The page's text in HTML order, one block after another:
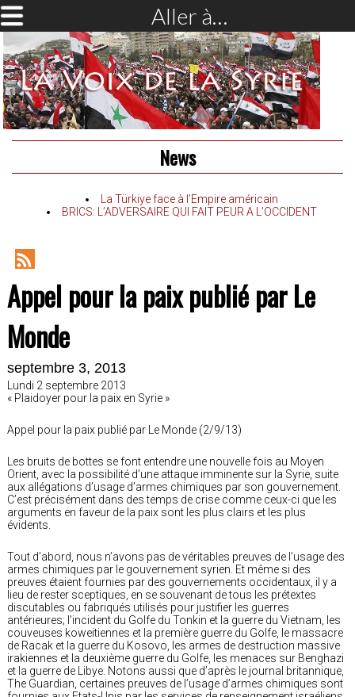
Aller à…
News
La Türkiye face à l’Empire américain
BRICS: L’ADVERSAIRE QUI FAIT PEUR A L’OCCIDENT
RSS
Feed
Appel pour la paix publié par Le
Monde
septembre 3, 2013
Lundi 2 septembre 2013
« Plaidoyer pour la paix en Syrie »
Appel pour la paix publié par Le Monde (2/9/13)
Les bruits de bottes se font entendre une nouvelle fois au Moyen
Orient, avec la possibilité d’une attaque imminente sur la Syrie, suite
aux allégations d’usage d’armes chimiques par son gouvernement.
C’est précisément dans des temps de crise comme ceux-ci que les
arguments en faveur de la paix sont les plus clairs et les plus
évidents.
Tout d’abord, nous n’avons pas de véritables preuves de l’usage des
armes chimiques par le gouvernement syrien. Et même si des
preuves étaient fournies par des gouvernements occidentaux, il y a
lieu de rester sceptiques, en se souvenant de tous les prétextes
discutables ou fabriqués utilisés pour justifier les guerres
antérieures; l’incident du Golfe du Tonkin et la guerre du Vietnam, les
couveuses koweitiennes et la première guerre du Golfe, le massacre
de Racak et la guerre du Kosovo, les armes de destruction massive
irakiennes et la deuxième guerre du Golfe, les menaces sur Benghazi
et la guerre de Libye. Notons aussi que d’après le journal britannique,
The Guardian, certaines preuves de l’usage d’armes chimiques sont